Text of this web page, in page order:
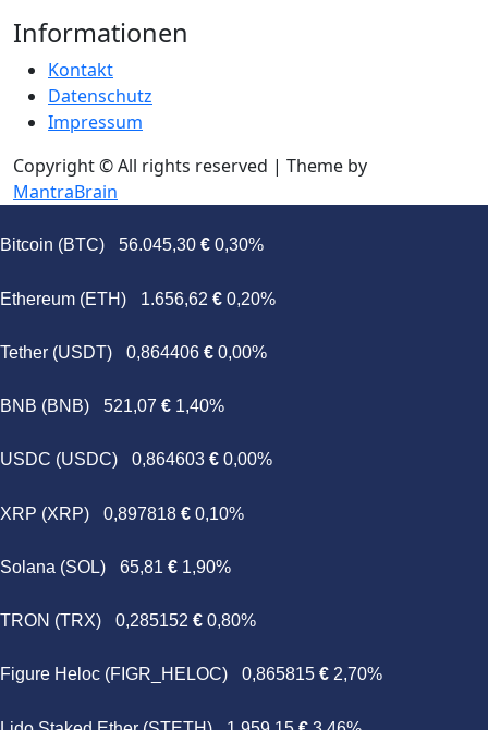
Informationen
Kontakt
Datenschutz
Impressum
Copyright © All rights reserved | Theme by
MantraBrain
Bitcoin (BTC) 56.045,30 € 0,30%
Ethereum (ETH) 1.656,62 € 0,20%
Tether (USDT) 0,864406 € 0,00%
BNB (BNB) 521,07 € 1,40%
USDC (USDC) 0,864603 € 0,00%
XRP (XRP) 0,897818 € 0,10%
Solana (SOL) 65,81 € 1,90%
TRON (TRX) 0,285152 € 0,80%
Figure Heloc (FIGR_HELOC) 0,865815 € 2,70%